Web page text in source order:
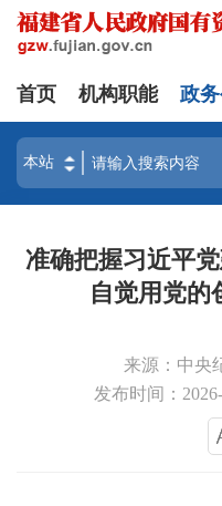
首页 机构职能 政
准确把握习近平
自觉用党的
来源：中央
发布时间：